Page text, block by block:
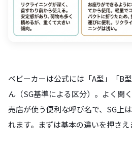
ベビーカーは公式には「A型」「B
ん（SG基準による区分）。よく聞
売店が使う便利な呼び名で、SG上
れます。まずは基本の違いを押さえ